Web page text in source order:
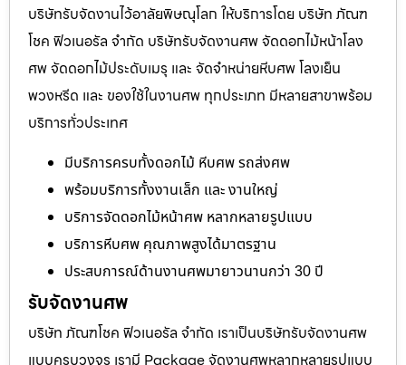
บริษัทรับจัดงานไว้อาลัยพิษณุโลก ให้บริการโดย บริษัท ภัณฑ
โชค ฟิวเนอรัล จำกัด บริษัทรับจัดงานศพ จัดดอกไม้หน้าโลง
ศพ จัดดอกไม้ประดับเมรุ และ จัดจำหน่ายหีบศพ โลงเย็น
พวงหรีด และ ของใช้ในงานศพ ทุกประเภท มีหลายสาขาพร้อม
บริการทั่วประเทศ
มีบริการครบทั้งดอกไม้ หีบศพ รถส่งศพ
พร้อมบริการทั้งงานเล็ก และ งานใหญ่
บริการจัดดอกไม้หน้าศพ หลากหลายรูปแบบ
บริการหีบศพ คุณภาพสูงได้มาตรฐาน
ประสบการณ์ด้านงานศพมายาวนานกว่า 30 ปี
รับจัดงานศพ
บริษัท ภัณฑโชค ฟิวเนอรัล จำกัด เราเป็นบริษัทรับจัดงานศพ
แบบครบวงจร เรามี Package จัดงานศพหลากหลายรูปแบบ